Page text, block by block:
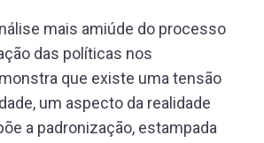
mais amiúde do processo
das políticas nos
que existe uma tensão
um aspecto da realidade
a padronização, estampada